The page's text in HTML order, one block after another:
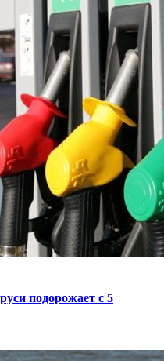
подорожает с 5